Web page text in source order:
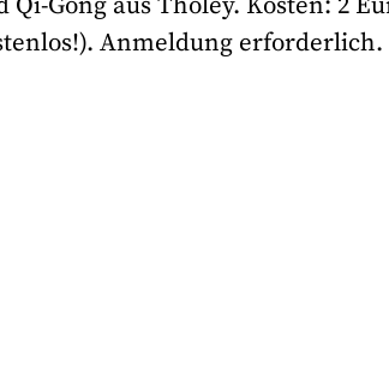
Gong aus Tholey. Kosten: 2
Anmeldung erforderlich.